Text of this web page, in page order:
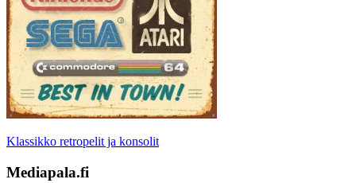
Klassikko retropelit ja konsolit
Mediapala.fi